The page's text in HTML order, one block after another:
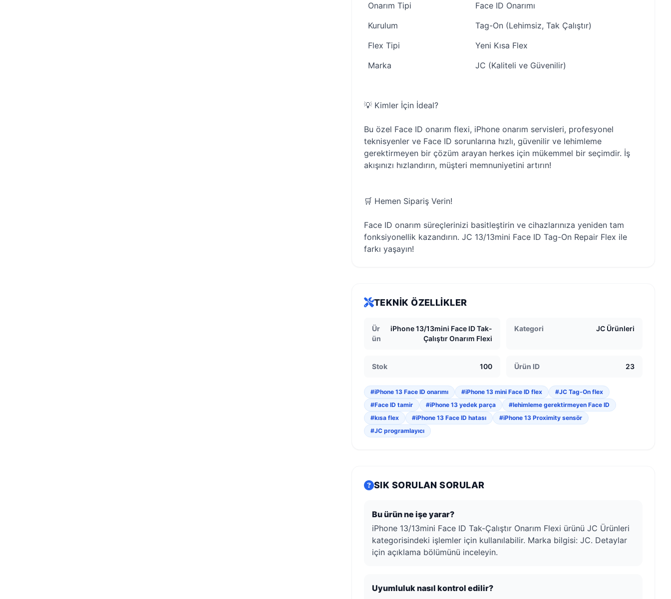
Onarım Tipi
Face ID Onarımı
Kurulum
Tag-On (Lehimsiz, Tak Çalıştır)
Flex Tipi
Yeni Kısa Flex
Marka
JC (Kaliteli ve Güvenilir)
💡 Kimler İçin İdeal?
Bu özel Face ID onarım flexi, iPhone onarım servisleri, profesyonel
teknisyenler ve Face ID sorunlarına hızlı, güvenilir ve lehimleme
gerektirmeyen bir çözüm arayan herkes için mükemmel bir seçimdir. İş
akışınızı hızlandırın, müşteri memnuniyetini artırın!
🛒 Hemen Sipariş Verin!
Face ID onarım süreçlerinizi basitleştirin ve cihazlarınıza yeniden tam
fonksiyonellik kazandırın. JC 13/13mini Face ID Tag-On Repair Flex ile
farkı yaşayın!
TEKNIK ÖZELLIKLER
Ür
ün
iPhone 13/13mini Face ID Tak-
Çalıştır Onarım Flexi
Kategori JC Ürünleri
Stok 100 Ürün ID 23
#iPhone 13 Face ID onarımı #iPhone 13 mini Face ID flex
#JC Tag-On flex
#Face ID tamir
#iPhone 13 yedek parça
#lehimleme gerektirmeyen Face ID
#kısa flex
#iPhone 13 Face ID hatası
#iPhone 13 Proximity sensör
#JC programlayıcı
SIK SORULAN SORULAR
Bu ürün ne işe yarar?
iPhone 13/13mini Face ID Tak-Çalıştır Onarım Flexi ürünü JC Ürünleri
kategorisindeki işlemler için kullanılabilir. Marka bilgisi: JC. Detaylar
için açıklama bölümünü inceleyin.
Uyumluluk nasıl kontrol edilir?